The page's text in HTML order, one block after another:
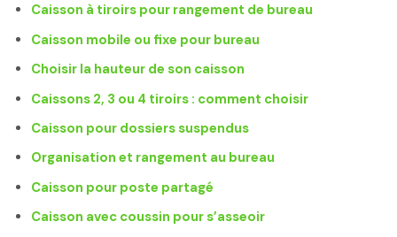
Caisson à tiroirs pour rangement de bureau
Caisson mobile ou fixe pour bureau
Choisir la hauteur de son caisson
Caissons 2, 3 ou 4 tiroirs : comment choisir
Caisson pour dossiers suspendus
Organisation et rangement au bureau
Caisson pour poste partagé
Caisson avec coussin pour s’asseoir